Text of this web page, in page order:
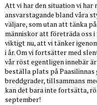
Att vi har den situation vi
ansvarstagande bland våra
väljare, som utan att tänka
människor att företräda oss
viktigt nu, att vi tänker
i år. Om vi fortsätter med
vår röst egentligen innebär
beställa plats på
breddgrader, tillsammans
kan det bara inte fortsätta,
september!